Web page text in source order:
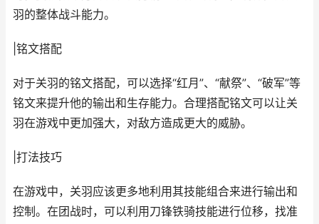
羽的整体战斗能力。
|铭文搭配
对于关羽的铭文搭配，可以选择“红月”、“献祭”、“破军”等
铭文来提升他的输出和生存能力。合理搭配铭文可以让关
羽在游戏中更加强大，对敌方造成更大的威胁。
|打法技巧
在游戏中，关羽应该更多地利用其技能组合来进行输出和
控制。在团战时，可以利用刀锋铁骑技能进行位移，找准